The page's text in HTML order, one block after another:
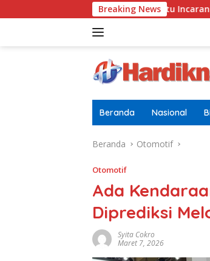
ke
Breaking News
yang Didalam Sebab Itu Incaran Hingga Depok
Beranda Nasional
Beranda Otomotif
Otomotif
Ada
Diprediksi
Syita Cokro
Maret 7, 2026